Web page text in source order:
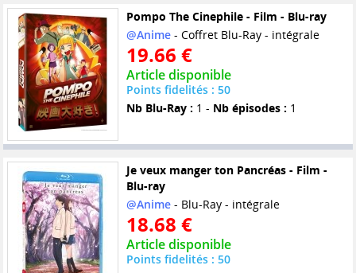
Pompo The Cinephile - Film - Blu-ray
@Anime- Coffret Blu-Ray - intégrale
19.66 €
Article disponible
Points fidelités : 50
Nb Blu-Ray : 1 - Nb épisodes : 1
Je veux manger ton Pancréas - Film -
Blu-ray
@Anime- Blu-Ray - intégrale
18.68 €
Article disponible
Points fidelités : 50